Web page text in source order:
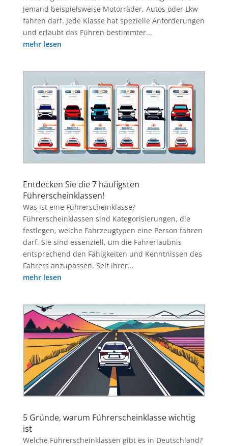
jemand beispielsweise Motorräder, Autos oder Lkw
fahren darf. Jede Klasse hat spezielle Anforderungen
und erlaubt das Führen bestimmter...
mehr lesen
Entdecken Sie die 7 häufigsten
Führerscheinklassen!
Was ist eine Führerscheinklasse?
Führerscheinklassen sind Kategorisierungen, die
festlegen, welche Fahrzeugtypen eine Person fahren
darf. Sie sind essenziell, um die Fahrerlaubnis
entsprechend den Fähigkeiten und Kenntnissen des
Fahrers anzupassen. Seit ihrer...
mehr lesen
5 Gründe, warum Führerscheinklasse wichtig
ist
Welche Führerscheinklassen gibt es in Deutschland?